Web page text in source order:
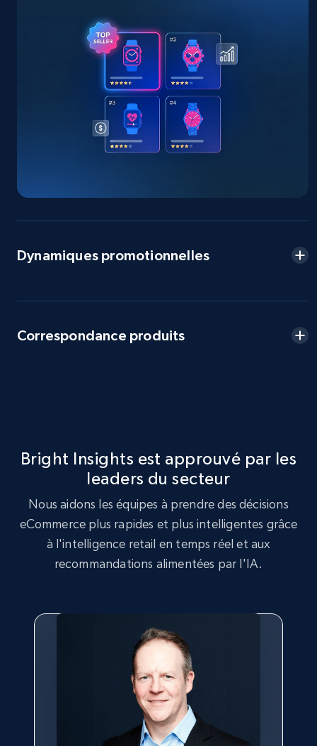
eBay - Gather data on products using
specified keywords
URL, Product id, Title, Seller name, Seller rating,
Seller reviews, Breadcrumbs, Root category, and
359+ Commencer
eBay - Collect products from shops on eBay
Seller reviews, Breadcrumbs, Root category, and
359+ Commencer
Google Shopping
URL, Product id, Title, Product description,
Google Shopping - collects products from
web using keywords
Dynamiques promotionnelles
Correspondance produits
Bright Insights est approuvé par les
leaders du secteur
Nous aidons les équipes à prendre des décisions
eCommerce plus rapides et plus intelligentes grâce
à l'intelligence retail en temps réel et aux
recommandations alimentées par l'IA.